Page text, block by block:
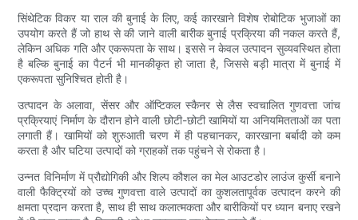
सिंथेटिक विकर या राल की बुनाई के लिए, कई कारखाने विशेष रोबोटिक भुजाओं का
उपयोग करते हैं जो हाथ से की जाने वाली बारीक बुनाई प्रक्रिया की नकल करते हैं,
लेकिन अधिक गति और एकरूपता के साथ। इससे न केवल उत्पादन सुव्यवस्थित होता
है बल्कि बुनाई का पैटर्न भी मानकीकृत हो जाता है, जिससे बड़ी मात्रा में बुनाई में
एकरूपता सुनिश्चित होती है।
उत्पादन के अलावा, सेंसर और ऑप्टिकल स्कैनर से लैस स्वचालित गुणवत्ता जांच
प्रक्रियाएं निर्माण के दौरान होने वाली छोटी-छोटी खामियों या अनियमितताओं का पता
लगाती हैं। खामियों को शुरुआती चरण में ही पहचानकर, कारखाना बर्बादी को कम
करता है और घटिया उत्पादों को ग्राहकों तक पहुंचने से रोकता है।
उन्नत विनिर्माण में प्रौद्योगिकी और शिल्प कौशल का मेल आउटडोर लाउंज कुर्सी बनाने
वाली फैक्ट्रियों को उच्च गुणवत्ता वाले उत्पादों का कुशलतापूर्वक उत्पादन करने की
क्षमता प्रदान करता है, साथ ही साथ कलात्मकता और बारीकियों पर ध्यान बनाए रखने